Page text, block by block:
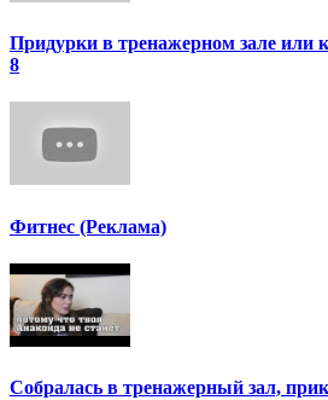
Придурки в тренажерном зале или
8
Фитнес (Реклама)
Собралась в тренажерный зал,